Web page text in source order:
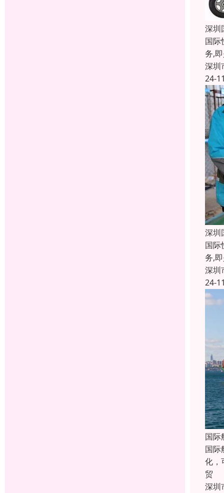
深圳
国际
务,
深圳
24-
深圳
国际
务,
深圳
24-
国际
国际
化，
贸
深圳